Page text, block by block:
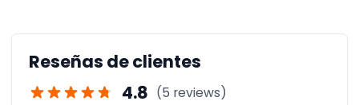
Reseñas de clientes
4.8 (5 reviews)